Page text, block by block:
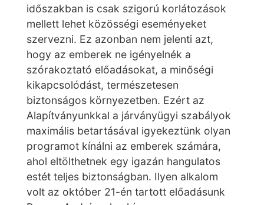
időszakban is csak szigorú korlátozások
mellett lehet közösségi eseményeket
szervezni. Ez azonban nem jelenti azt,
hogy az emberek ne igényelnék a
szórakoztató előadásokat, a minőségi
kikapcsolódást, természetesen
biztonságos környezetben. Ezért az
Alapítványunkkal a járványügyi szabályok
maximális betartásával igyekeztünk olyan
programot kínálni az emberek számára,
ahol eltölthetnek egy igazán hangulatos
estét teljes biztonságban. Ilyen alkalom
volt az október 21-én tartott előadásunk